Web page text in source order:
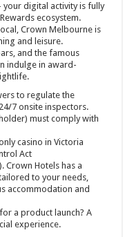
digital activity is fully
ecosystem.
Crown Melbourne is
and leisure.
and the famous
indulge in award-
to regulate the
7 onsite inspectors.
must comply with
casino in Victoria
Act
Crown Hotels has a
to your needs,
accommodation and
a product launch? A
experience.